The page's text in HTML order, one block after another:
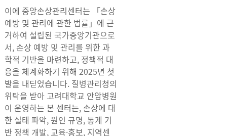
이에 중앙손상관리센터는 「손상
예방 및 관리에 관한 법률」에 근
거하여 설립된 국가중앙기관으로
서, 손상 예방 및 관리를 위한 과
학적 기반을 마련하고, 정책적 대
응을 체계화하기 위해 2025년 첫
발을 내딛었습니다. 질병관리청의
위탁을 받아 고려대학교 안암병원
이 운영하는 본 센터는, 손상에 대
한 실태 파악, 원인 규명, 통계 기
반 정책 개발, 교육·홍보, 지역센